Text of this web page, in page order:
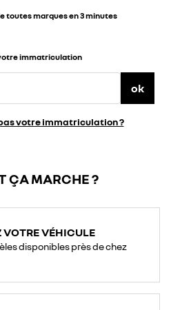
toutes marques en 3 minutes
immatriculation
ok
votre immatriculation ?
ÇA MARCHE ?
VÉHICULE
disponibles près de chez